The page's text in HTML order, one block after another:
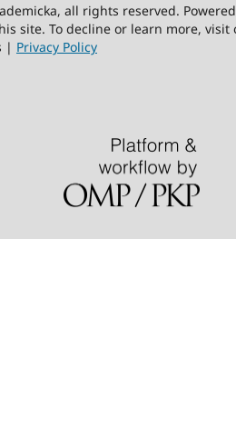
all rights reserved.
site. To decline or learn more,
| Privacy Policy